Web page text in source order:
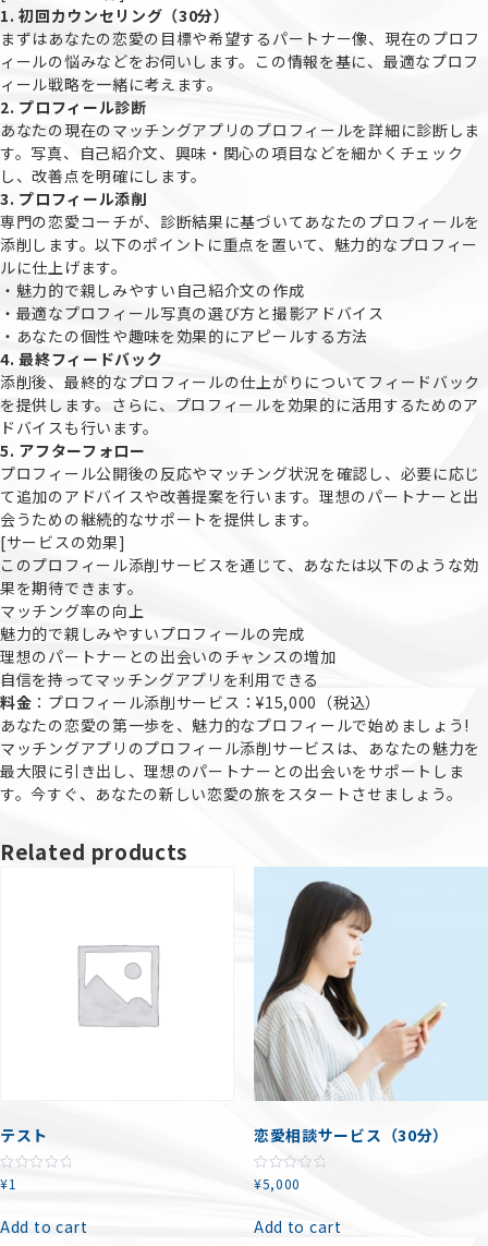
1. 初回カウンセリング（30分）
まずはあなたの恋愛の目標や希望するパートナー像、現在のプロフ
ィールの悩みなどをお伺いします。この情報を基に、最適なプロフ
ィール戦略を一緒に考えます。
2. プロフィール診断
あなたの現在のマッチングアプリのプロフィールを詳細に診断しま
す。写真、自己紹介文、興味・関心の項目などを細かくチェック
し、改善点を明確にします。
3. プロフィール添削
専門の恋愛コーチが、診断結果に基づいてあなたのプロフィールを
添削します。以下のポイントに重点を置いて、魅力的なプロフィー
ルに仕上げます。
・魅力的で親しみやすい自己紹介文の作成
・最適なプロフィール写真の選び方と撮影アドバイス
・あなたの個性や趣味を効果的にアピールする方法
4. 最終フィードバック
添削後、最終的なプロフィールの仕上がりについてフィードバック
を提供します。さらに、プロフィールを効果的に活用するためのア
ドバイスも行います。
5. アフターフォロー
プロフィール公開後の反応やマッチング状況を確認し、必要に応じ
て追加のアドバイスや改善提案を行います。理想のパートナーと出
会うための継続的なサポートを提供します。
[サービスの効果]
このプロフィール添削サービスを通じて、あなたは以下のような効
果を期待できます。
マッチング率の向上
魅力的で親しみやすいプロフィールの完成
理想のパートナーとの出会いのチャンスの増加
自信を持ってマッチングアプリを利用できる
料金 ：プロフィール添削サービス：¥15,000（税込）
あなたの恋愛の第一歩を、魅力的なプロフィールで始めましょう!
マッチングアプリのプロフィール添削サービスは、あなたの魅力を
最大限に引き出し、理想のパートナーとの出会いをサポートしま
す。今すぐ、あなたの新しい恋愛の旅をスタートさせましょう。
Related products
テスト
R
e
d
¥1
Add to cart
恋愛相談サービス（30分）
R
e
d
¥5,000
Add to cart